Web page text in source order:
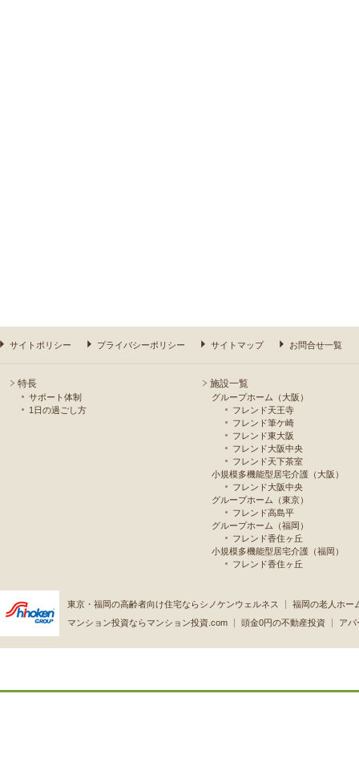
サイトポリシー プライバシーポリシー サイトマップ お問合せ一覧
特長
サポート体制
1日の過ごし方
施設一覧
グループホーム（大阪）
フレンド天王寺
フレンド筆ケ崎
フレンド東大阪
フレンド大阪中央
フレンド天下茶室
小規模多機能型居宅介護（大阪）
フレンド大阪中央
グループホーム（東京）
フレンド高島平
グループホーム（福岡）
フレンド香住ヶ丘
小規模多機能型居宅介護（福岡）
フレンド香住ヶ丘
東京・福岡の高齢者向け住宅ならシノケンウェルネス
福岡の老人ホー
マンション投資ならマンション投資.com
頭金0円の不動産投資 アパ